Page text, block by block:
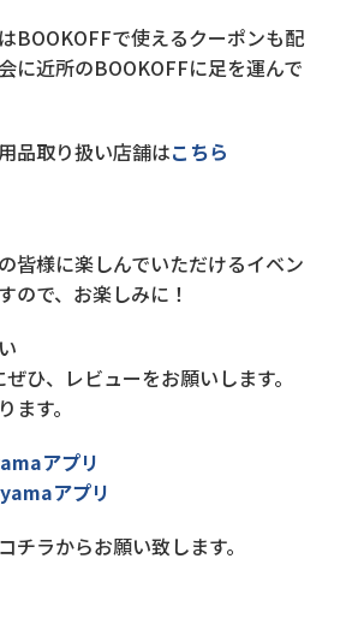
BOOKOFFで使えるクーポンも配
に近所のBOOKOFFに足を運んで
品取り扱い店舗はこちら
皆様に楽しんでいただけるイベン
ので、お楽しみに！
ひ、レビューをお願いします。
ます。
アプリ
アプリ
ラからお願い致します。